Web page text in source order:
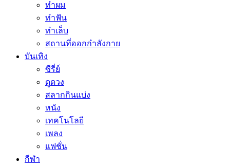
ทำผม
ทำฟัน
ทำเล็บ
สถานที่ออกกำลังกาย
บันเทิง
ซีรี่ย์
ดูดวง
สลากกินแบ่ง
หนัง
เทคโนโลยี
เพลง
แฟชั่น
กีฬา